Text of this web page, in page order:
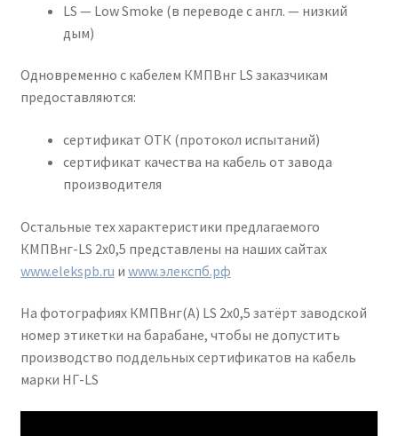
LS — Low Smoke (в переводе с англ. — низкий
дым)
Одновременно с кабелем КМПВнг LS заказчикам
предоставляются:
сертификат ОТК (протокол испытаний)
сертификат качества на кабель от завода
производителя
Остальные тех характеристики предлагаемого
КМПВнг-LS 2х0,5 представлены на наших сайтах
www.elekspb.ru и www.элекспб.рф
На фотографиях КМПВнг(А) LS 2х0,5 затёрт заводской
номер этикетки на барабане, чтобы не допустить
производство поддельных сертификатов на кабель
марки НГ-LS